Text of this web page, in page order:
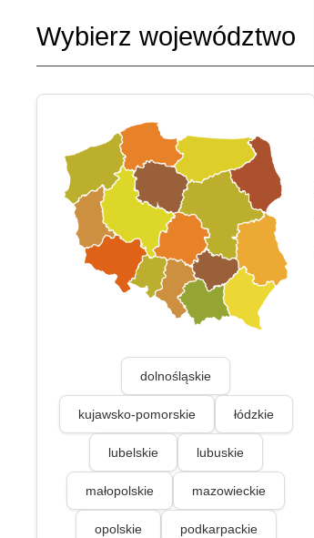
Wybierz województwo
dolnośląskie
kujawsko-pomorskie łódzkie
lubelskie lubuskie
małopolskie mazowieckie
opolskie podkarpackie